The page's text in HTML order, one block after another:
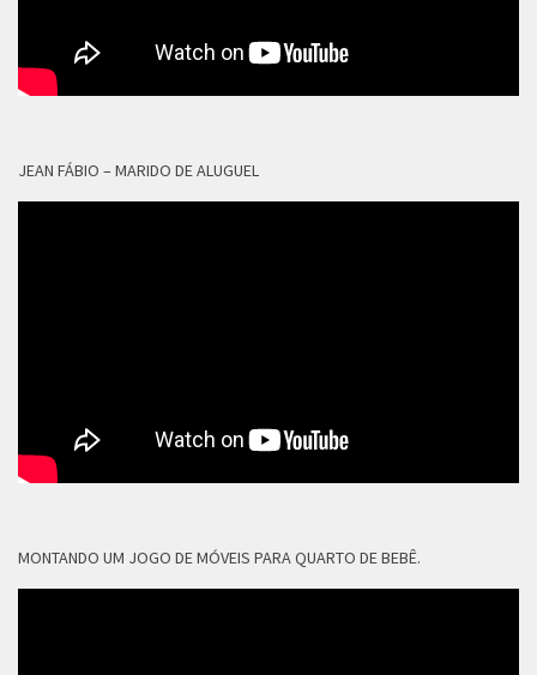
JEAN FÁBIO – MARIDO DE ALUGUEL
MONTANDO UM JOGO DE MÓVEIS PARA QUARTO DE BEBÊ.